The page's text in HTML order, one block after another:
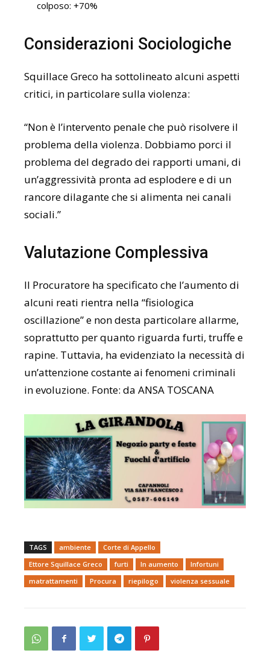
colposo: +70%
Considerazioni Sociologiche
Squillace Greco ha sottolineato alcuni aspetti
critici, in particolare sulla violenza:
“Non è l’intervento penale che può risolvere il
problema della violenza. Dobbiamo porci il
problema del degrado dei rapporti umani, di
un’aggressività pronta ad esplodere e di un
rancore dilagante che si alimenta nei canali
sociali.”
Valutazione Complessiva
Il Procuratore ha specificato che l’aumento di
alcuni reati rientra nella “fisiologica
oscillazione” e non desta particolare allarme,
soprattutto per quanto riguarda furti, truffe e
rapine. Tuttavia, ha evidenziato la necessità di
un’attenzione costante ai fenomeni criminali
in evoluzione. Fonte: da ANSA TOSCANA
TAGS ambiente
Corte di Appello
Ettore Squillace Greco
furti In aumento
Infortuni
matrattamenti
Procura riepilogo violenza sessuale